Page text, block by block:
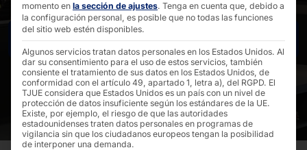
Contacto
momento en la sección de ajustes. Tenga en cuenta que, debido a
la configuración personal, es posible que no todas las funciones
del sitio web estén disponibles.
Algunos servicios tratan datos personales en los Estados Unidos. Al
dar su consentimiento para el uso de estos servicios, también
consiente el tratamiento de sus datos en los Estados Unidos, de
conformidad con el artículo 49, apartado 1, letra a), del RGPD. El
TJUE considera que Estados Unidos es un país con un nivel de
protección de datos insuficiente según los estándares de la UE.
Existe, por ejemplo, el riesgo de que las autoridades
estadounidenses traten datos personales en programas de
vigilancia sin que los ciudadanos europeos tengan la posibilidad
de interponer una demanda.